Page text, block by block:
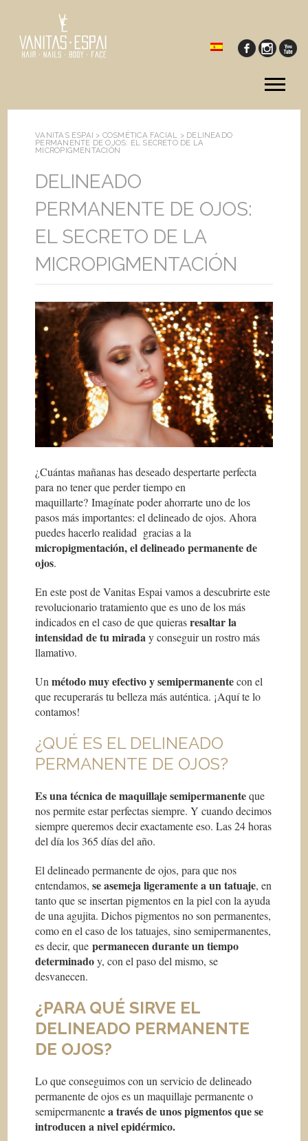
VANITAS ESPAI > COSMÉTICA FACIAL > DELINEADO
PERMANENTE DE OJOS: EL SECRETO DE LA
MICROPIGMENTACIÓN
DELINEADO
PERMANENTE DE OJOS:
EL SECRETO DE LA
MICROPIGMENTACIÓN
¿Cuántas mañanas has deseado despertarte perfecta
para no tener que perder tiempo en
maquillarte? Imagínate poder ahorrarte uno de los
pasos más importantes: el delineado de ojos. Ahora
puedes hacerlo realidad gracias a la
micropigmentación, el delineado permanente de
ojos.
En este post de Vanitas Espai vamos a descubrirte este
revolucionario tratamiento que es uno de los más
indicados en el caso de que quierasresaltar la
intensidad de tu miraday conseguir un rostro más
llamativo.
Unmétodo muy efectivo y semipermanentecon el
que recuperarás tu belleza más auténtica. ¡Aquí te lo
contamos!
¿QUÉ ES EL DELINEADO
PERMANENTE DE OJOS?
Es una técnica de maquillaje semipermanenteque
nos permite estar perfectas siempre. Y cuando decimos
siempre queremos decir exactamente eso. Las 24 horas
del día los 365 días del año.
El delineado permanente de ojos, para que nos
entendamos, se asemeja ligeramente a un tatuaje, en
tanto que se insertan pigmentos en la piel con la ayuda
de una agujita. Dichos pigmentos no son permanentes,
como en el caso de los tatuajes, sino semipermanentes,
es decir, quepermanecen durante un tiempo
determinadoy, con el paso del mismo, se
desvanecen.
¿PARA QUÉ SIRVE EL
DELINEADO PERMANENTE
DE OJOS?
Lo que conseguimos con un servicio de delineado
permanente de ojos es un maquillaje permanente o
semipermanentea través de unos pigmentos que se
introducen a nivel epidérmico.